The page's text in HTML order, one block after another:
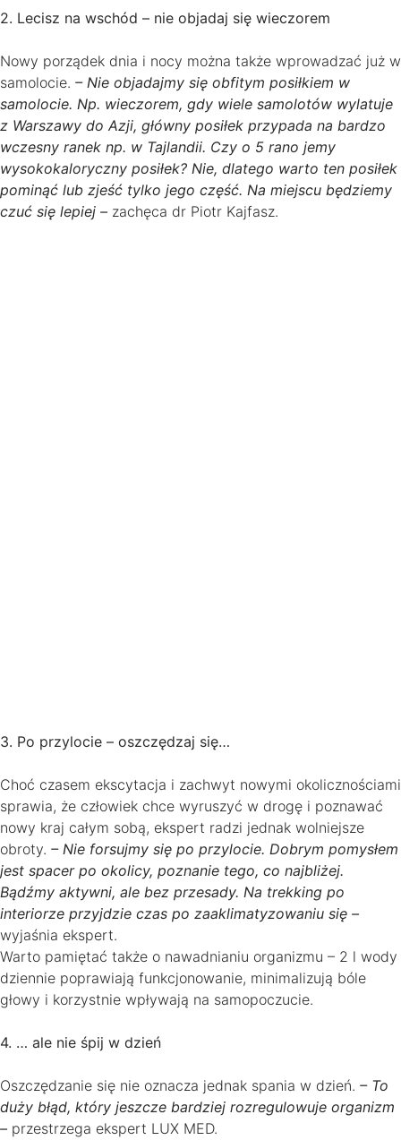
2. Lecisz na wschód – nie objadaj się wieczorem
Nowy porządek dnia i nocy można także wprowadzać już w
samolocie. – Nie objadajmy się obfitym posiłkiem w
samolocie. Np. wieczorem, gdy wiele samolotów wylatuje
z Warszawy do Azji, główny posiłek przypada na bardzo
wczesny ranek np. w Tajlandii. Czy o 5 rano jemy
wysokokaloryczny posiłek? Nie, dlatego warto ten posiłek
pominąć lub zjeść tylko jego część. Na miejscu będziemy
czuć się lepiej – zachęca dr Piotr Kajfasz.
3. Po przylocie – oszczędzaj się…
Choć czasem ekscytacja i zachwyt nowymi okolicznościami
sprawia, że człowiek chce wyruszyć w drogę i poznawać
nowy kraj całym sobą, ekspert radzi jednak wolniejsze
obroty. – Nie forsujmy się po przylocie. Dobrym pomysłem
jest spacer po okolicy, poznanie tego, co najbliżej.
Bądźmy aktywni, ale bez przesady. Na trekking po
interiorze przyjdzie czas po zaaklimatyzowaniu się –
wyjaśnia ekspert.
Warto pamiętać także o nawadnianiu organizmu – 2 l wody
dziennie poprawiają funkcjonowanie, minimalizują bóle
głowy i korzystnie wpływają na samopoczucie.
4. … ale nie śpij w dzień
Oszczędzanie się nie oznacza jednak spania w dzień. – To
duży błąd, który jeszcze bardziej rozregulowuje organizm
– przestrzega ekspert LUX MED.